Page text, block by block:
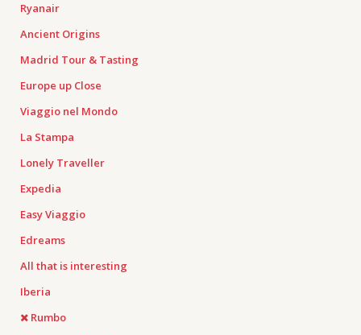
Ryanair
Ancient Origins
Madrid Tour & Tasting
Europe up Close
Viaggio nel Mondo
La Stampa
Lonely Traveller
Expedia
Easy Viaggio
Edreams
All that is interesting
Iberia
Rumbo